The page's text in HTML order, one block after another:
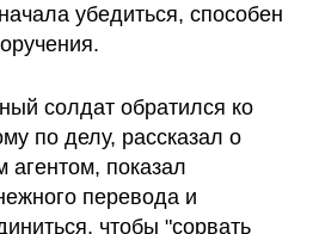
убедиться, способен
солдат обратился ко
по делу, рассказал о
агентом, показал
перевода и
чтобы "сорвать